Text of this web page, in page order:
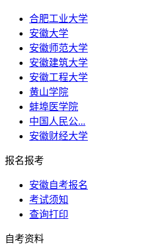
合肥工业大学
安徽大学
安徽师范大学
安徽建筑大学
安徽工程大学
黄山学院
蚌埠医学院
中国人民公...
安徽财经大学
报名报考
安徽自考报名
考试须知
查询打印
自考资料